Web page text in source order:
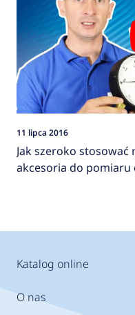
11 lipca 2016
Jak szeroko
akcesoria do pomiaru
Katalog online
O nas